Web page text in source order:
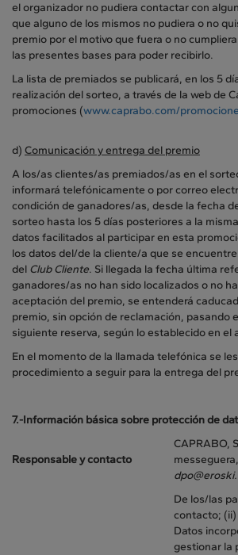
el organizador no pudiera contactar con
que alguno de los mismos no pudiera o no
premio por el motivo que fuera o no
las presentes bases para poder recibirlo.
La lista de premiados se publicará, en los 5
realización del sorteo, a través de la web de
promociones (www.caprabo.com/
d) Comunicación y entrega del premio
A los/as clientes/as premiados/as en el
informará telefónicamente o por correo
condición de ganadores/as, desde la fecha
sorteo hasta los 5 días posteriores a la
datos facilitados al participar en esta
los datos del/de la cliente/a que se
del Club Cliente. Si llegada la fecha última
ganadores/as no han sido localizados o no
aceptación del premio, se entenderá
premio, sin opción de reclamación, pasando
siguiente reserva, según lo establecido en el
En el momento de la llamada telefónica se
procedimiento a seguir para la entrega del
7.-Información básica sobre protección de
Responsable y contacto
CAPRABO,
De los/las
contacto;
Datos
gestionar la